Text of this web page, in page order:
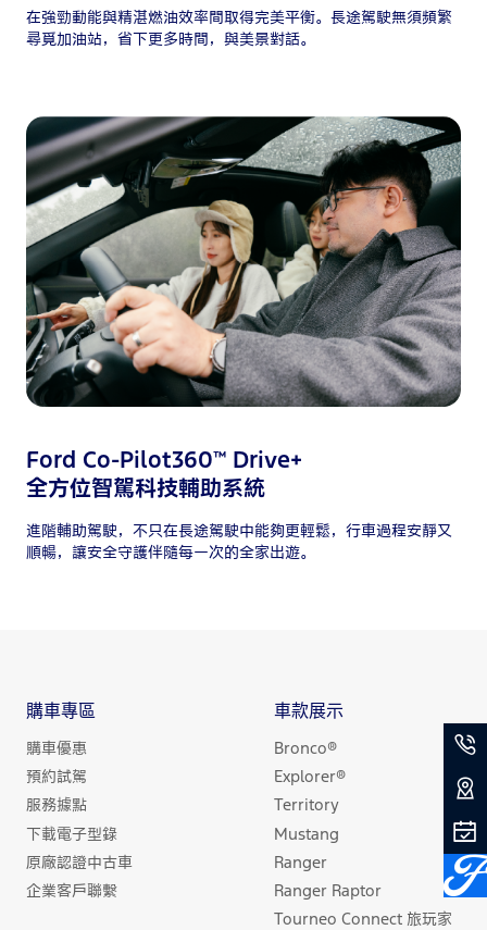
在強勁動能與精湛燃油效率間取得完美平衡。長途駕駛無須頻繁
尋覓加油站，省下更多時間，與美景對話。
Ford Co-Pilot360™ Drive+
全方位智駕科技輔助系統
進階輔助駕駛，不只在長途駕駛中能夠更輕鬆，行車過程安靜又
順暢，讓安全守護伴隨每一次的全家出遊。
購車專區
購車優惠
預約試駕
服務據點
下載電子型錄
原廠認證中古車
企業客戶聯繫
車款展示
Bronco®
Explorer®
Territory
Mustang
Ranger
Ranger Raptor
Tourneo Connect 旅玩家